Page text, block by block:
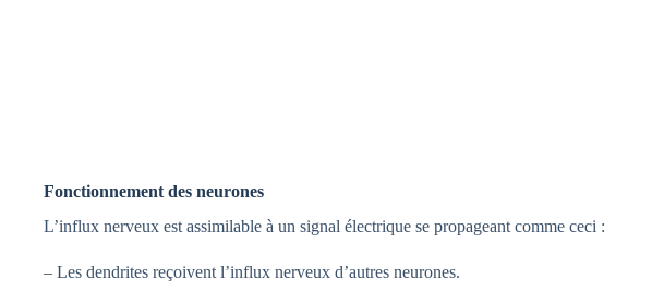
Fonctionnement des neurones
L’influx nerveux est assimilable à un signal électrique se propageant comme ceci :
– Les dendrites reçoivent l’influx nerveux d’autres neurones.